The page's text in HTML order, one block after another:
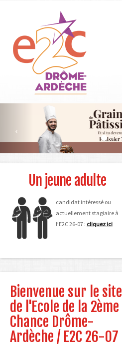
principal
Un jeune adulte
candidat intéressé ou
actuellement stagiaire à
l’E2C 26-07 : cliquez ici
Bienvenue sur le site
de l'Ecole de la 2ème
Chance Drôme-
Ardèche / E2C 26-07